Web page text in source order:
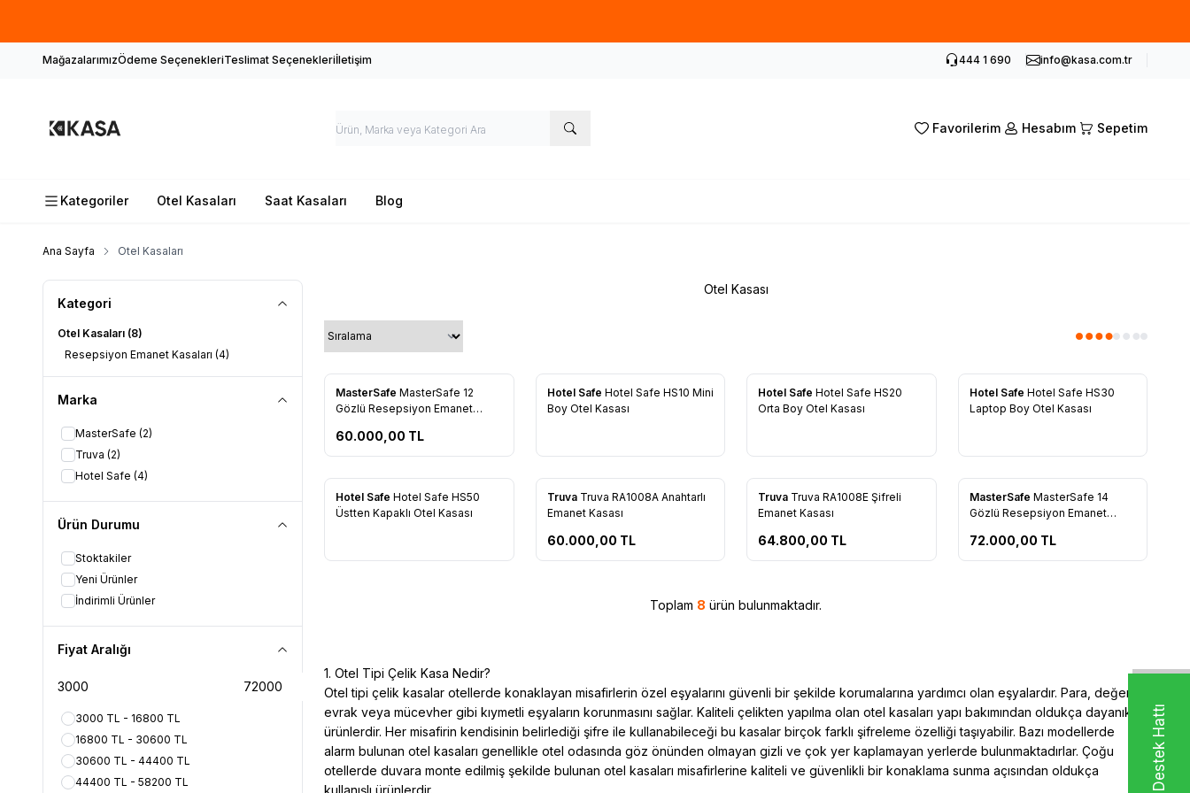
MağazalarımızÖdeme SeçenekleriTeslimat Seçenekleriİletişim 444 1 690 info@kasa.com.tr
Favorilerim Hesabım Sepetim
Kategoriler Otel Kasaları Saat Kasaları Blog
Ana Sayfa Otel Kasaları
Kategori
Otel Kasaları (8)
Resepsiyon Emanet Kasaları (4)
Marka
MasterSafe (2)
Truva (2)
Hotel Safe (4)
Ürün Durumu
Stoktakiler
Yeni Ürünler
İndirimli Ürünler
Fiyat Aralığı
3000 TL - 16800 TL
16800 TL - 30600 TL
30600 TL - 44400 TL
44400 TL - 58200 TL
Otel Kasası
Favorilere Ekle
MasterSafe MasterSafe 12
Gözlü Resepsiyon Emanet
60.000,00 TL
Favorilere Ekle
Hotel Safe Hotel Safe HS10 Mini
Boy Otel Kasası
Favorilere Ekle
Hotel Safe Hotel Safe HS20
Orta Boy Otel Kasası
Favorilere Ekle
Hotel Safe Hotel Safe HS30
Laptop Boy Otel Kasası
Favorilere Ekle
Hotel Safe Hotel Safe HS50
Üstten Kapaklı Otel Kasası
Favorilere Ekle
Truva Truva RA1008A Anahtarlı
Emanet Kasası
60.000,00 TL
Favorilere Ekle
Truva Truva RA1008E Şifreli
Emanet Kasası
64.800,00 TL
Favorilere Ekle
Ön Sipariş Ver!
MasterSafe MasterSafe 14
Gözlü Resepsiyon Emanet
72.000,00 TL
Toplam 8 ürün bulunmaktadır.
1. Otel Tipi Çelik Kasa Nedir?
Otel tipi çelik kasalar otellerde konaklayan misafirlerin özel eşyalarını güvenli bir şekilde korumalarına yardımcı olan eşyalardır. Para, değerli
evrak veya mücevher gibi kıymetli eşyaların korunmasını sağlar. Kaliteli çelikten yapılma olan otel kasaları yapı bakımından oldukça dayanıklı
ürünlerdir. Her misafirin kendisinin belirlediği şifre ile kullanabileceği bu kasalar birçok farklı şifreleme özelliği taşıyabilir. Bazı modellerde
alarm bulunan otel kasaları genellikle otel odasında göz önünden olmayan gizli ve çok yer kaplamayan yerlerde bulunmaktadırlar. Çoğu
otellerde duvara monte edilmiş şekilde bulunan otel kasaları misafirlerine kaliteli ve güvenlikli bir konaklama sunma açısından oldukça
kullanışlı ürünlerdir.